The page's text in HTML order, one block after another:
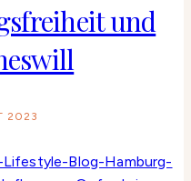
und
2023